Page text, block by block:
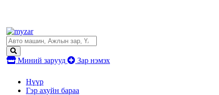
Миний зарууд Зар нэмэх
Нүүр
Гэр ахуйн бараа